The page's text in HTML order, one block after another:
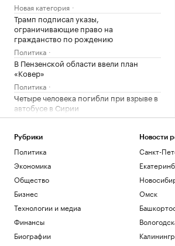
Новая категория
Трамп подписал указы,
ограничивающие право на
гражданство по рождению
Политика
В Пензенской области ввели план
«Ковер»
Политика
Четыре человека погибли при взрыве в
автобусе в Сирии
Общество
В Африке поддержали Инфантино
после скандала с продажей прав ЧМ
Спорт
Запасы газа в Европе на минимуме. Что
будет зимой
по «делу брокеров» о хищении ₽7 млрд
Финансы
Как изучали Луну: от изобретения
Рубрики
Политика
Экономика
Общество
Бизнес
Технологии и медиа
Финансы
Биографии
Новости
Санкт-
Омск